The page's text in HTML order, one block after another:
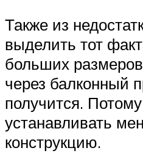
Также из
выделить тот
больших
через балконный
получится.
устанавливать
конструкцию.